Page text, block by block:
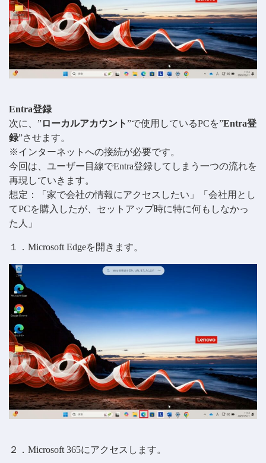
Entra登録
次に、”ローカルアカウント”で使用しているPCを”Entra登
録”させます。
※インターネットへの接続が必要です。
今回は、ユーザー目線でEntra登録してしまう一つの流れを
再現していきます。
想定：「家で会社の情報にアクセスしたい」「会社用とし
てPCを購入したが、セットアップ時に特に何もしなかっ
た人」
１．Microsoft Edgeを開きます。
２．Microsoft 365にアクセスします。